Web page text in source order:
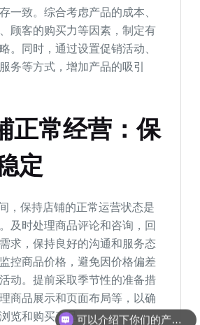
一致。综合考虑产品的成本、
顾客的购买力等因素，制定有
。同时，通过设置促销活动、
务等方式，增加产品的吸引
常经营：保
定
，保持店铺的正常运营状态是
及时处理商品评论和咨询，回
求，保持良好的沟通和服务态
控商品价格，避免因价格偏差
动。提前采取季节性的准备措
商品展示和页面布局等，以确
览和购买产品。